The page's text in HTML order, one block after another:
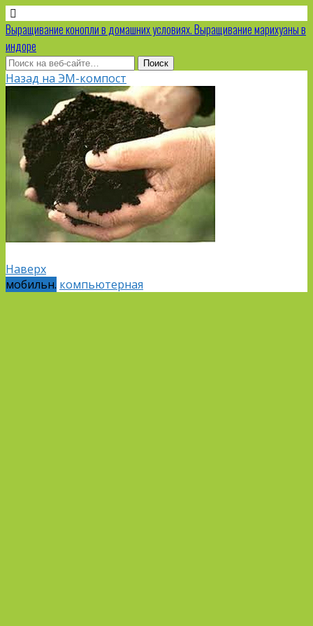
Выращивание конопли в домашних условиях. Выращивание марихуаны в
индоре
Назад на ЭМ-компост
Наверх
мобильн. компьютерная